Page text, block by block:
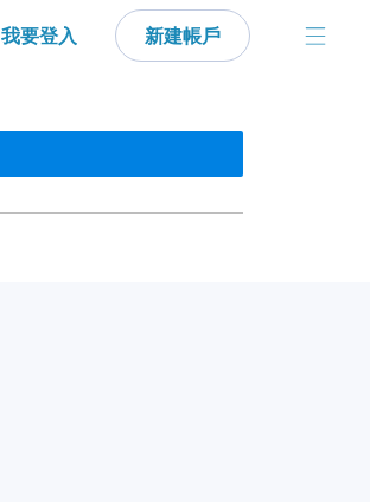
我要登入 新建帳戶